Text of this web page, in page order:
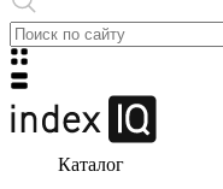
Каталог